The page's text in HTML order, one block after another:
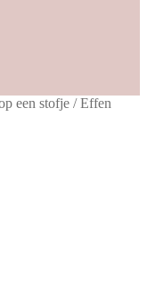
een stofje /Effen